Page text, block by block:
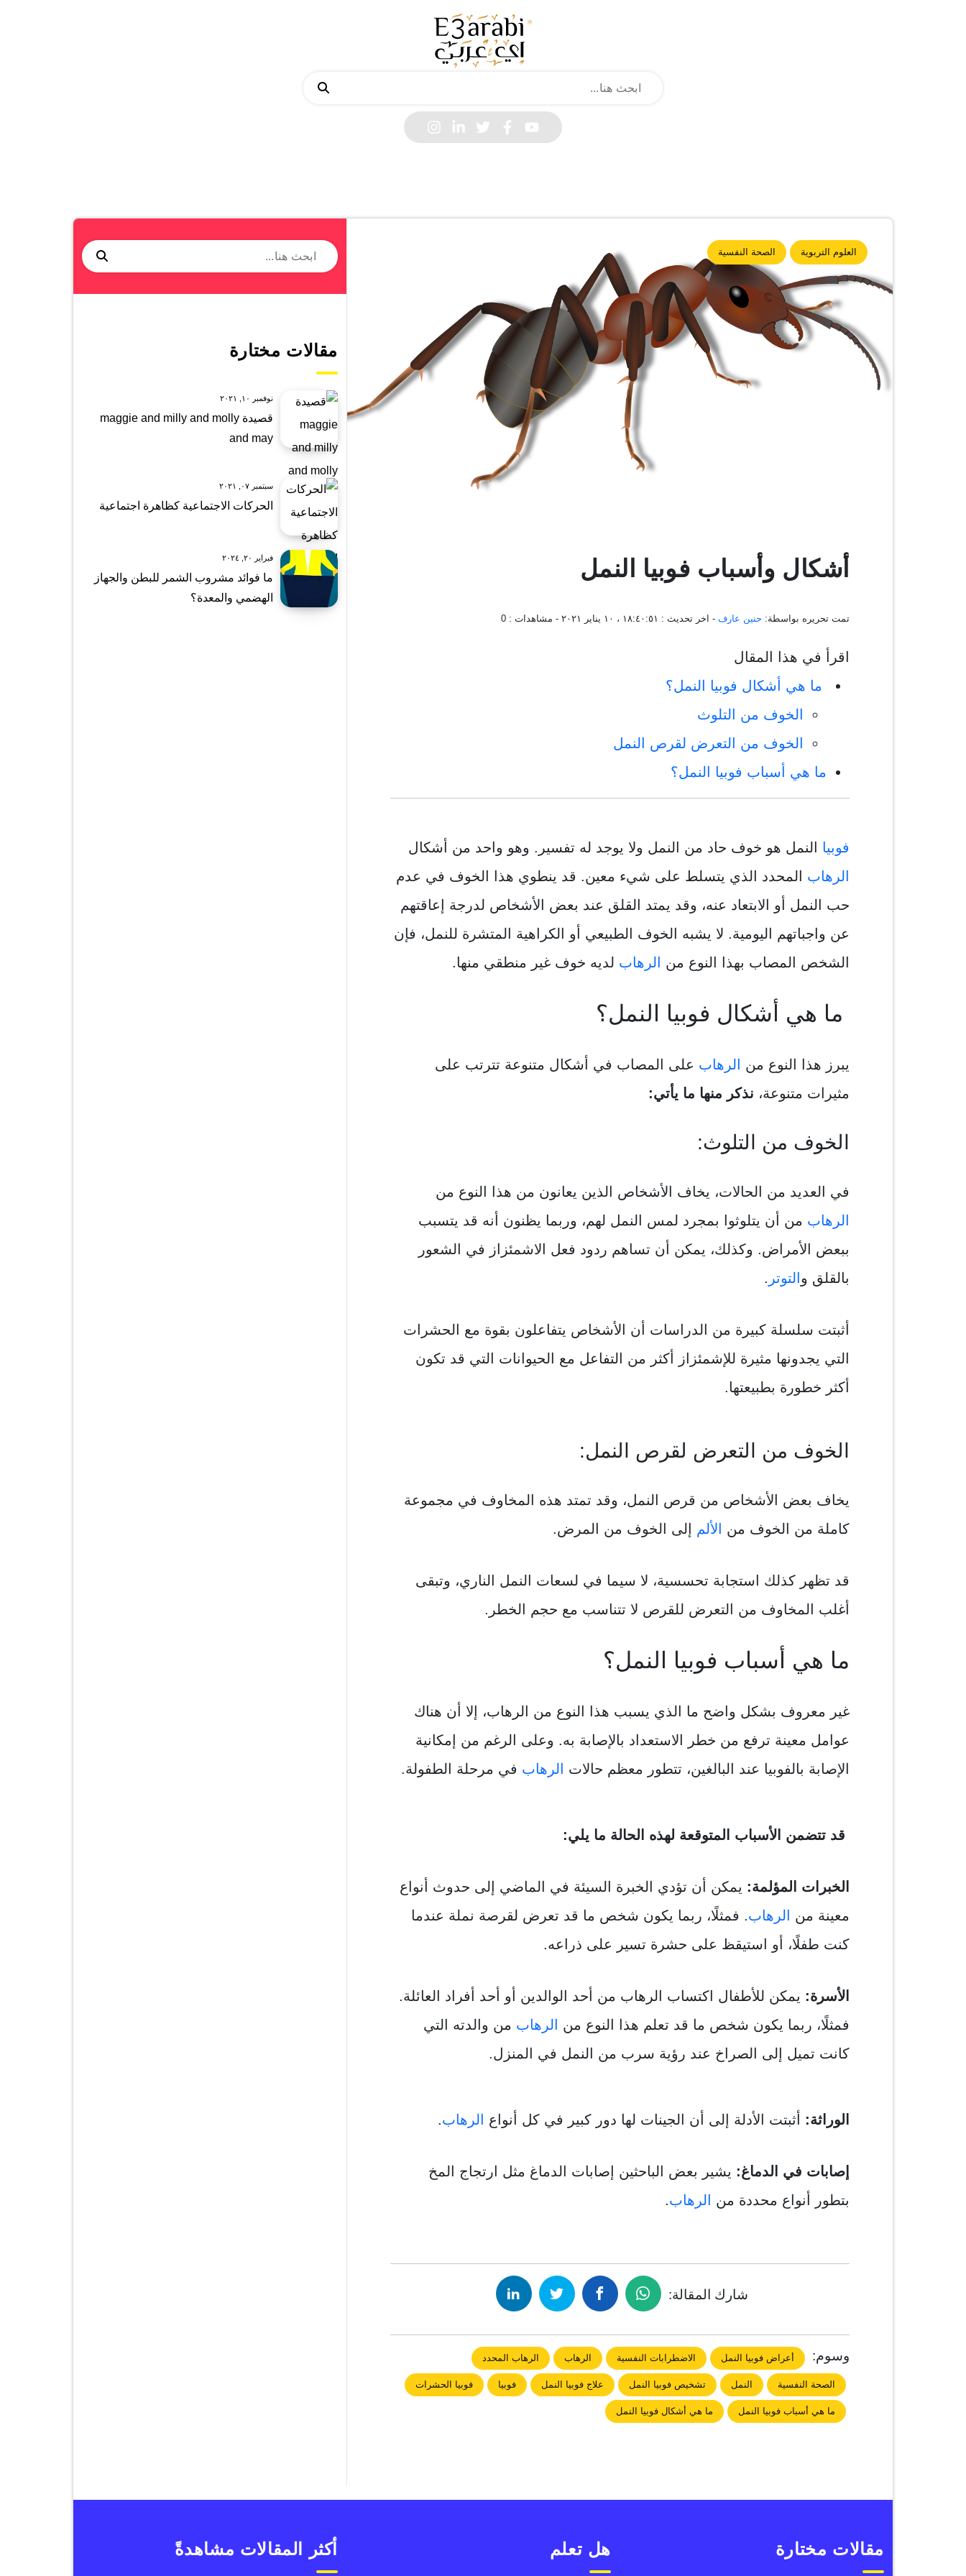
العلوم التربوية الصحة النفسية
أشكال وأسباب فوبيا النمل
تمت تحريره بواسطة: حنين عارف - اخر تحديث : ١٨:٤٠:٥١ ، ١٠ يناير ٢٠٢١ - مشاهدات : 0
اقرأ في هذا المقال
ما هي أشكال فوبيا النمل؟
الخوف من التلوث
الخوف من التعرض لقرص النمل
ما هي أسباب فوبيا النمل؟
فوبيا النمل هو خوف حاد من النمل ولا يوجد له تفسير. وهو واحد من أشكال
الرهاب المحدد الذي يتسلط على شيء معين. قد ينطوي هذا الخوف في عدم
حب النمل أو الابتعاد عنه، وقد يمتد القلق عند بعض الأشخاص لدرجة إعاقتهم
عن واجباتهم اليومية. لا يشبه الخوف الطبيعي أو الكراهية المتشرة للنمل، فإن
الشخص المصاب بهذا النوع من
الرهاب لديه خوف غير منطقي منها.
ما هي أشكال فوبيا النمل؟
يبرز هذا النوع من الرهاب على المصاب في أشكال متنوعة تترتب على
مثيرات متنوعة، نذكر منها ما يأتي:
الخوف من التلوث:
في العديد من الحالات، يخاف الأشخاص الذين يعانون من هذا النوع من
الرهاب من أن يتلوثوا بمجرد لمس النمل لهم، وربما يظنون أنه قد يتسبب
ببعض الأمراض. وكذلك، يمكن أن تساهم ردود فعل الاشمئزاز في الشعور
بالقلق و التوتر .
أثبتت سلسلة كبيرة من الدراسات أن الأشخاص يتفاعلون بقوة مع الحشرات
التي يجدونها مثيرة للإشمئزاز أكثر من التفاعل مع الحيوانات التي قد تكون
أكثر خطورة بطبيعتها.
الخوف من التعرض لقرص النمل:
يخاف بعض الأشخاص من قرص النمل، وقد تمتد هذه المخاوف في مجموعة
كاملة من الخوف من
الألم إلى الخوف من المرض.
قد تظهر كذلك استجابة تحسسية، لا سيما في لسعات النمل الناري، وتبقى
أغلب المخاوف من التعرض للقرص لا تتناسب مع حجم الخطر.
ما هي أسباب فوبيا النمل؟
غير معروف بشكل واضح ما الذي يسبب هذا النوع من الرهاب، إلا أن هناك
عوامل معينة ترفع من خطر الاستعداد بالإصابة به. وعلى الرغم من إمكانية
الإصابة بالفوبيا عند البالغين، تتطور معظم حالات
الرهاب في مرحلة الطفولة.
قد تتضمن الأسباب المتوقعة لهذه الحالة ما يلي:
الخبرات المؤلمة: يمكن أن تؤدي الخبرة السيئة في الماضي إلى حدوث أنواع
معينة من
الرهاب. فمثلًا، ربما يكون شخص ما قد تعرض لقرصة نملة عندما
كنت طفلًا، أو استيقظ على حشرة تسير على ذراعه.
الأسرة: يمكن للأطفال اكتساب الرهاب من أحد الوالدين أو أحد أفراد العائلة.
فمثلًا، ربما يكون شخص ما قد تعلم هذا النوع من
الرهاب من والدته التي
كانت تميل إلى الصراخ عند رؤية سرب من النمل في المنزل.
الوراثة: أثبتت الأدلة إلى أن الجينات لها دور كبير في كل أنواع الرهاب.
إصابات في الدماغ: يشير بعض الباحثين إصابات الدماغ مثل ارتجاج المخ
بتطور أنواع محددة من
الرهاب.
شارك المقالة:
وسوم: أعراض فوبيا النمل الاضطرابات النفسية الرهاب الرهاب المحدد
الصحة النفسية النمل تشخيص فوبيا النمل علاج فوبيا النمل فوبيا فوبيا الحشرات
ما هي أسباب فوبيا النمل ما هي أشكال فوبيا النمل
مقالات مختارة
نوفمبر ١٠, ٢٠٢١
قصيدة maggie and milly and molly
and may
سبتمبر ٠٧, ٢٠٢١
الحركات الاجتماعية كظاهرة اجتماعية
فبراير ٢٠, ٢٠٢٤
ما فوائد مشروب الشمر للبطن والجهاز
الهضمي والمعدة؟
مقالات مختارة هل تعلم أكثر المقالات مشاهدةً